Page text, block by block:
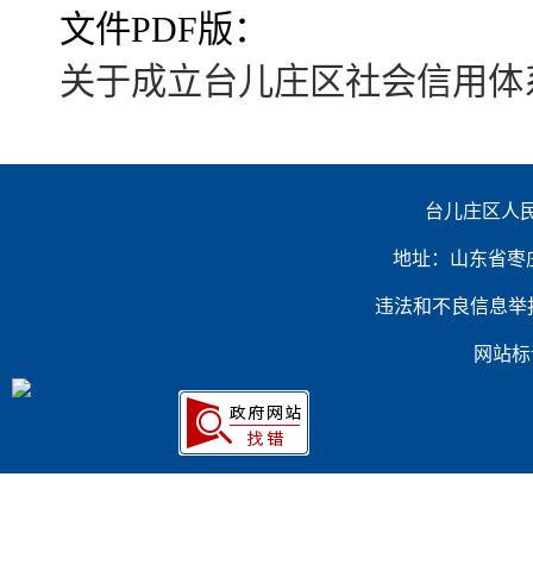
文件PDF版：
关于成立台儿庄区社会信用
台儿庄区人
地址：山东省枣
违法和不良信息举
网站